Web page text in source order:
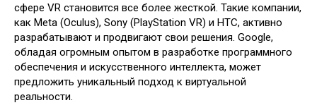
сфере VR становится все более жесткой. Такие компании,
как Meta (Oculus), Sony (PlayStation VR) и HTC, активно
разрабатывают и продвигают свои решения. Google,
обладая огромным опытом в разработке программного
обеспечения и искусственного интеллекта, может
предложить уникальный подход к виртуальной
реальности.